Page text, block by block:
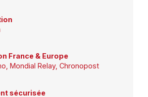
France & Europe
Mondial Relay, Chronopost
sécurisée